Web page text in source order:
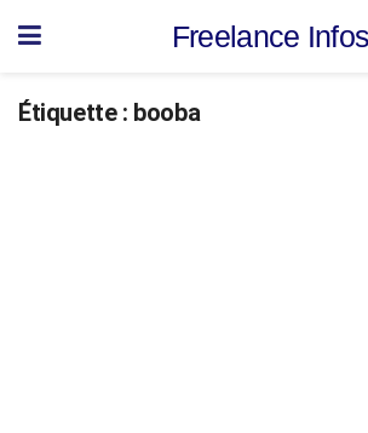
Freelance Infos
Étiquette : booba